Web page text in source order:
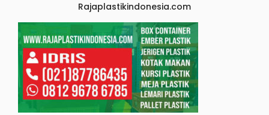
Rajaplastikindonesia.com